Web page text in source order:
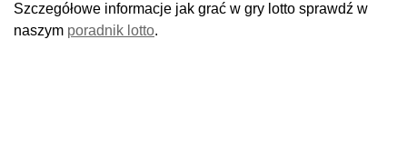
Szczegółowe informacje jak grać w gry lotto sprawdź w
naszym poradnik lotto.